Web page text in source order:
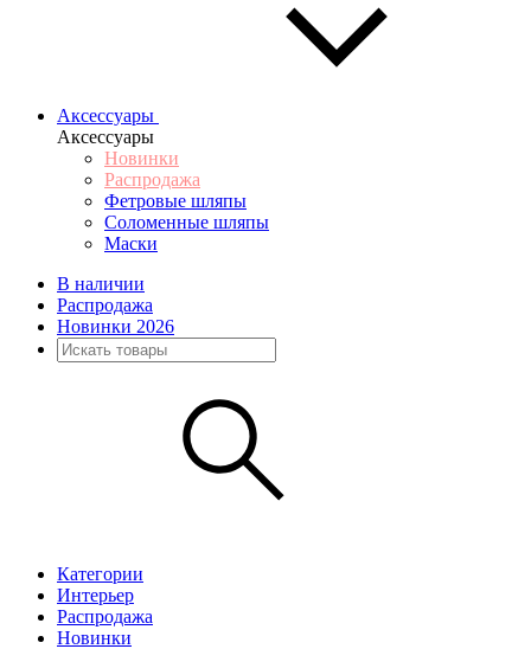
Аксессуары
Аксессуары
Новинки
Распродажа
Фетровые шляпы
Соломенные шляпы
Маски
В наличии
Распродажа
Новинки 2026
Категории
Интерьер
Распродажа
Новинки